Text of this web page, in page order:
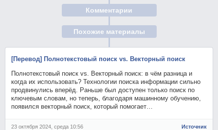
Комментарии
Похожие материалы
[Перевод] Полнотекстовый поиск vs. Векторный поиск
Полнотекстовый поиск vs. Векторный поиск: в чём разница и
когда их использовать? Технологии поиска информации сильно
продвинулись вперёд. Раньше был доступен только поиск по
ключевым словам, но теперь, благодаря машинному обучению,
появился векторный поиск, который помогает…
23 октября 2024, среда 10:56 Источник